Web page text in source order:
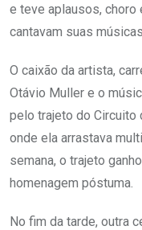
e teve aplausos, choro
cantavam suas
O caixão da artista,
Otávio Muller e o
pelo trajeto do Circuito
onde ela arrastava
semana, o trajeto
homenagem póstuma.
No fim da tarde, outra